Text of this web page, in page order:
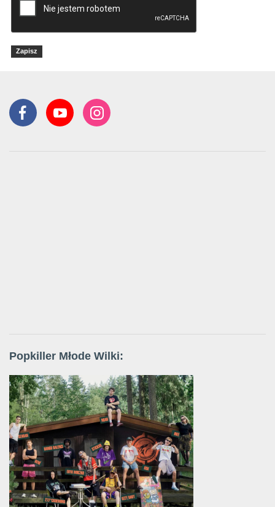
Popkiller Młode Wilki: